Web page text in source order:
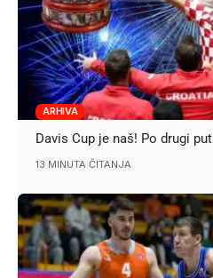
ARHIVA
Davis Cup je naš! Po drugi put
13 MINUTA ČITANJA